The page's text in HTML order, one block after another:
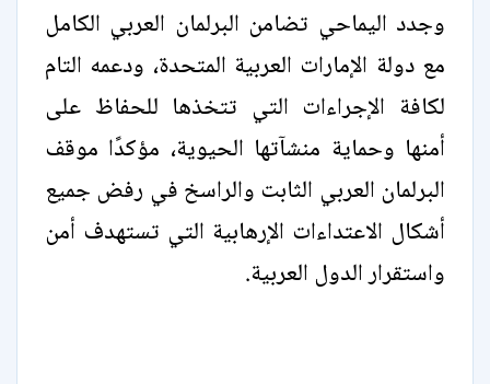
وجدد اليماحي تضامن البرلمان العربي الكامل
مع دولة الإمارات العربية المتحدة، ودعمه التام
لكافة الإجراءات التي تتخذها للحفاظ على
أمنها وحماية منشآتها الحيوية، مؤكدًا موقف
البرلمان العربي الثابت والراسخ في رفض جميع
أشكال الاعتداءات الإرهابية التي تستهدف أمن
واستقرار الدول العربية.